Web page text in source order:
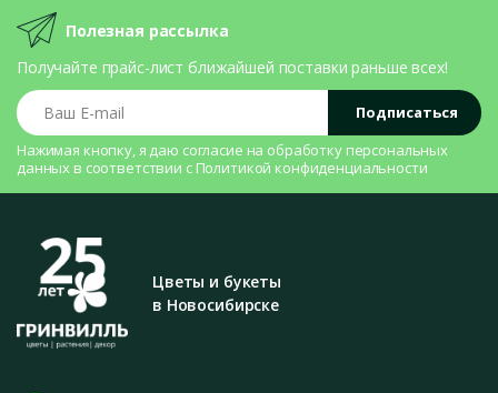
Полезная рассылка
Получайте прайс-лист ближайшей поставки раньше всех!
Ваш E-mail
Подписаться
Нажимая кнопку, я даю согласие на обработку персональных
данных в соответствии с Политикой конфиденциальности
Цветы и букеты
в Новосибирске